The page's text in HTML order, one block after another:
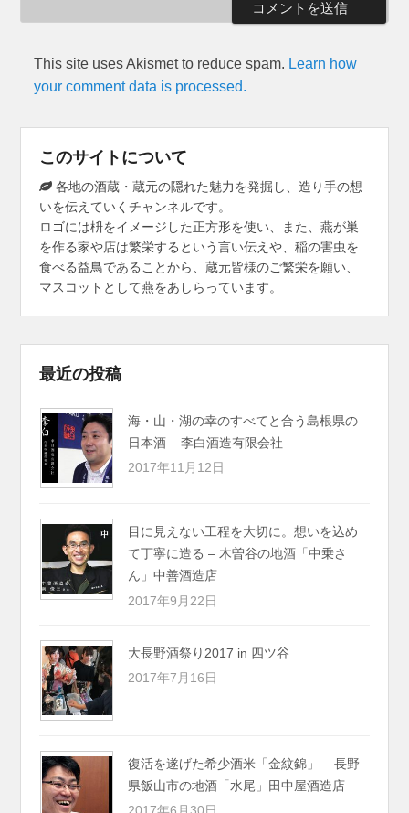
This site uses Akismet to reduce spam. Learn how
your comment data is processed.
このサイトについて
各地の酒蔵・蔵元の隠れた魅力を発掘し、造り手の想
いを伝えていくチャンネルです。
ロゴには枡をイメージした正方形を使い、また、燕が巣
を作る家や店は繁栄するという言い伝えや、稲の害虫を
食べる益鳥であることから、蔵元皆様のご繁栄を願い、
マスコットとして燕をあしらっています。
最近の投稿
海・山・湖の幸のすべてと合う島根県の
日本酒 – 李白酒造有限会社
2017年11月12日
目に見えない工程を大切に。想いを込め
て丁寧に造る – 木曽谷の地酒「中乗さ
ん」中善酒造店
2017年9月22日
大長野酒祭り2017 in 四ツ谷
2017年7月16日
復活を遂げた希少酒米「金紋錦」 – 長野
県飯山市の地酒「水尾」田中屋酒造店